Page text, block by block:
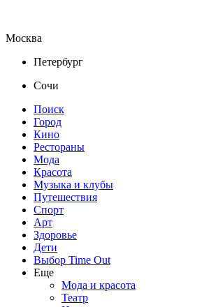
Москва
Петербург
Сочи
Поиск
Город
Кино
Рестораны
Мода
Красота
Музыка и клубы
Путешествия
Спорт
Арт
Здоровье
Дети
Выбор Time Out
Еще
Мода и красота
Театр